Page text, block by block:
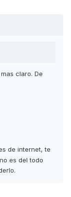
claro. De
de internet, te
es del todo